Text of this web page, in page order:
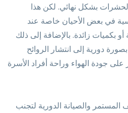
بشكل نهائي. لكن هذا
في بعض الأحيان خاصة عند
بكميات زائدة. بالإضافة إلى ذلك
دورية إلى انتشار الروائح
على جودة الهواء وراحة أفراد الأسرة
المستمر والصيانة الدورية لتجنب